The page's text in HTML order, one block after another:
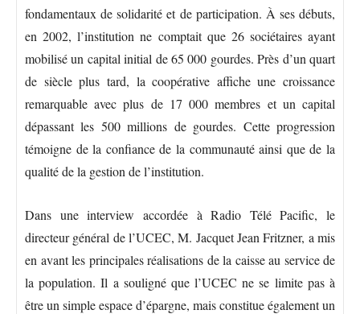
fondamentaux de solidarité et de participation. À ses débuts,
en 2002, l’institution ne comptait que 26 sociétaires ayant
mobilisé un capital initial de 65 000 gourdes. Près d’un quart
de siècle plus tard, la coopérative affiche une croissance
remarquable avec plus de 17 000 membres et un capital
dépassant les 500 millions de gourdes. Cette progression
témoigne de la confiance de la communauté ainsi que de la
qualité de la gestion de l’institution.
Dans une interview accordée à Radio Télé Pacific, le
directeur général de l’UCEC, M. Jacquet Jean Fritzner, a mis
en avant les principales réalisations de la caisse au service de
la population. Il a souligné que l’UCEC ne se limite pas à
être un simple espace d’épargne, mais constitue également un